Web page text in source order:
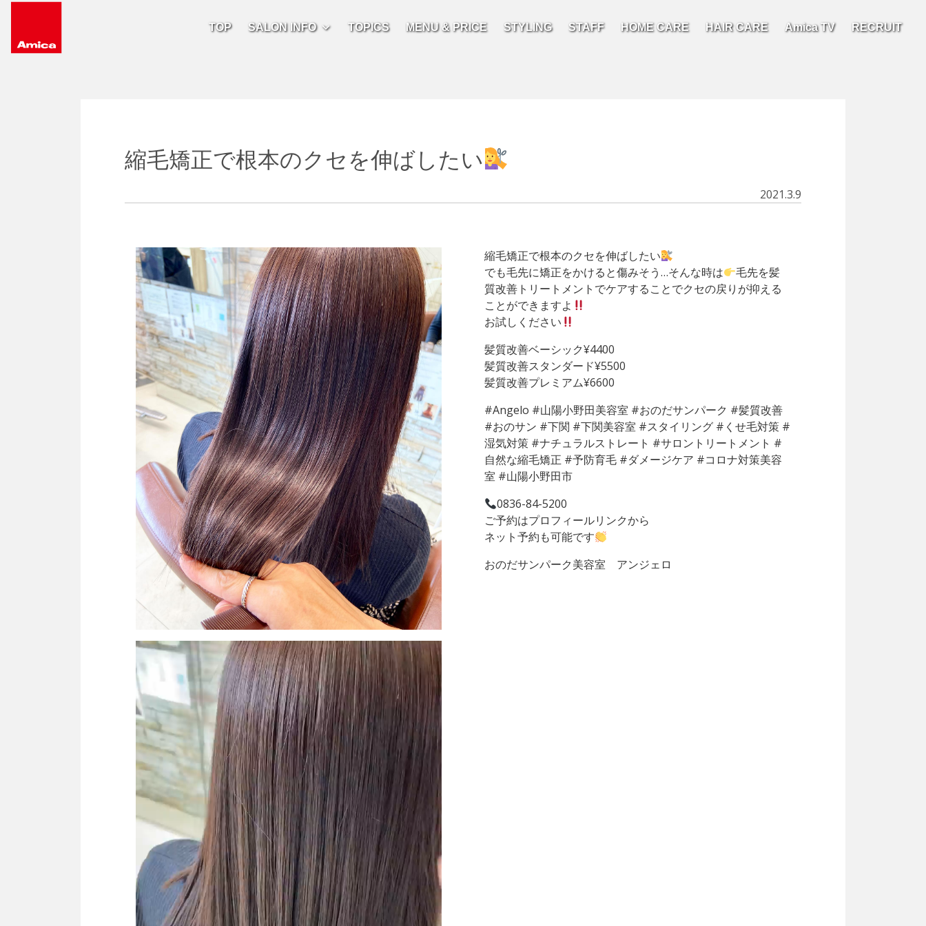
Main Navigation TOP SALON INFO TOPICS MENU & PRICE STYLING STAFF HOME CARE HAIR CARE Amica TV RECRUIT
縮毛矯正で根本のクセを伸ばしたい
2021.3.9
縮毛矯正で根本のクセを伸ばしたい
でも毛先に矯正をかけると傷みそう…そんな時は
毛先を髪
質改善トリートメントでケアすることでクセの戻りが抑える
ことができますよ
お試しください
髪質改善ベーシック¥4400
髪質改善スタンダード¥5500
髪質改善プレミアム¥6600
#Angelo #山陽小野田美容室 #おのだサンパーク #髪質改善
#おのサン #下関 #下関美容室 #スタイリング #くせ毛対策 #
湿気対策 #ナチュラルストレート #サロントリートメント #
自然な縮毛矯正 #予防育毛 #ダメージケア #コロナ対策美容
室 #山陽小野田市
0836-84-5200
ご予約はプロフィールリンクから
ネット予約も可能です
おのだサンパーク美容室 アンジェロ